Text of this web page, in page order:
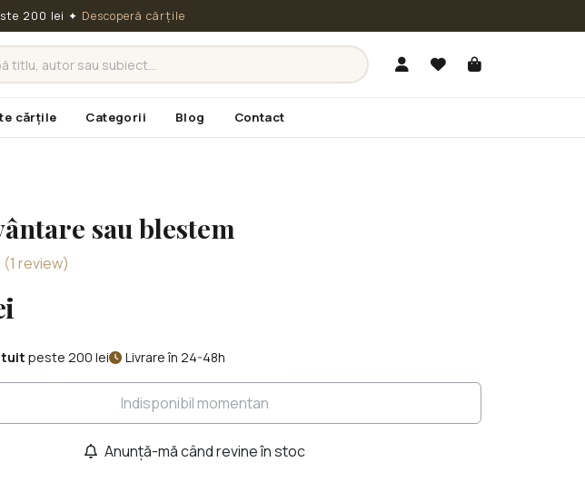
200 lei ✦ Descoperă cărțile
cărțile Categorii Blog Contact
sau blestem
(1 review)
peste 200 lei Livrare în 24-48h
Indisponibil momentan
Anunță-mă când revine în stoc